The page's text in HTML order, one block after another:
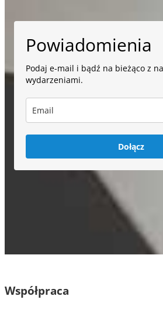
Powiadomienia
Podaj e-mail i bądź na bieżąco z
wydarzeniami.
Dołącz
Współpraca